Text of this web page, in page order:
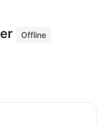
Offline